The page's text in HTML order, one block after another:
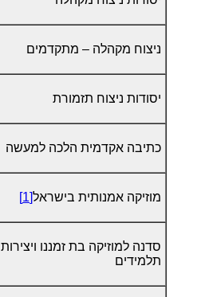
ניצוח מקהלה – מתקדמים
יסודות ניצוח תזמורת
כתיבה אקדמית הלכה למעשה
מוזיקה אמנותית בישראל[1]
סדנה למוזיקה בת זמננו ויצירות
תלמידים